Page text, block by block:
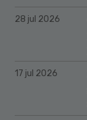
28 jul 2026
17 jul 2026